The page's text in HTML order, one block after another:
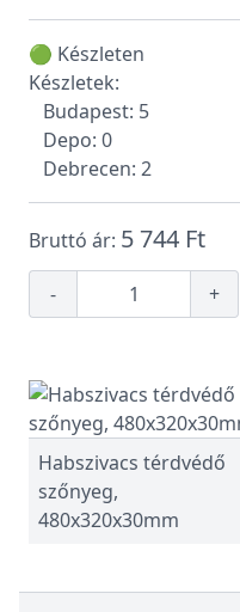
🟢 Készleten
Készletek:
Budapest: 5
Depo: 0
Debrecen: 2
Bruttó ár: 5 744 Ft
- +
Habszivacs térdvédő
szőnyeg,
480x320x30mm